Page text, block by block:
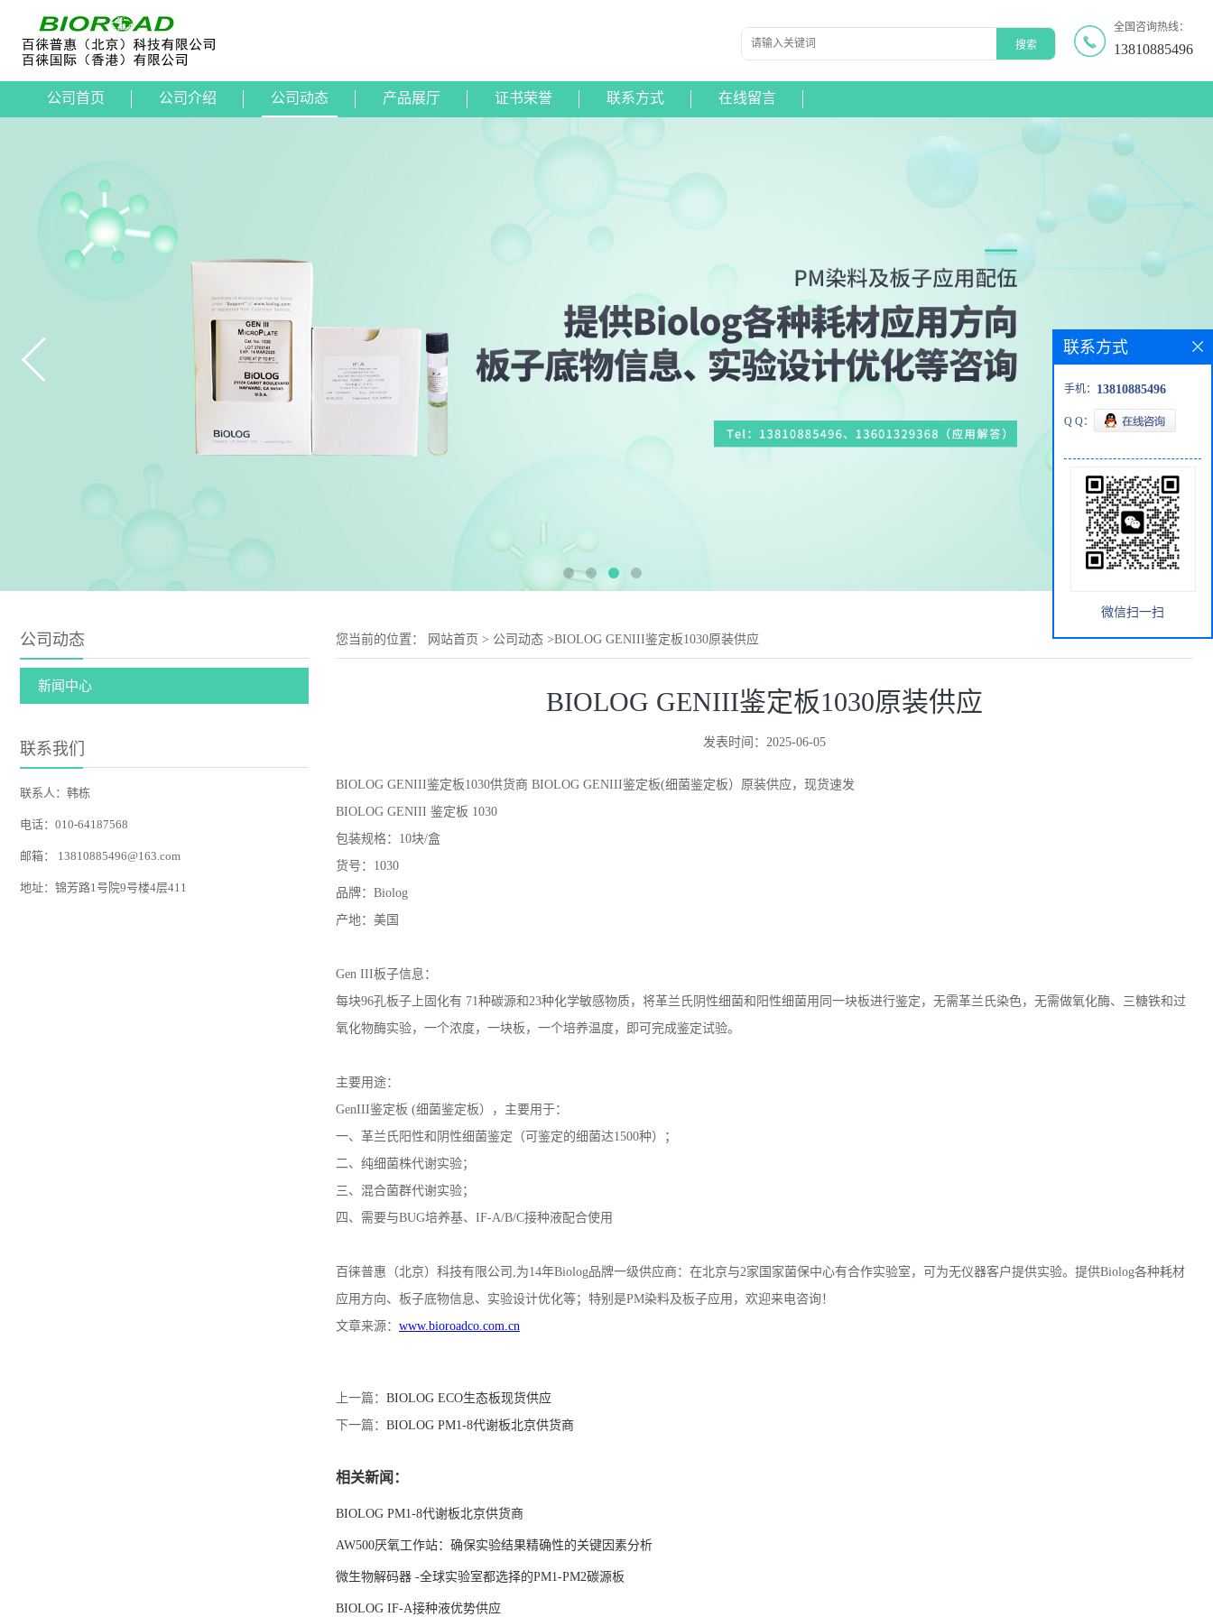
全国咨询热线：
13810885496
公司首页 公司介绍 公司动态 产品展厅 证书荣誉 联系方式 在线留言
公司动态
新闻中心
联系我们
联系人：韩栋
电话：010-64187568
邮箱： 13810885496@163.com
地址：锦芳路1号院9号楼4层411
您当前的位置： 网站首页 > 公司动态 >BIOLOG GENIII鉴定板1030原装供应
BIOLOG GENIII鉴定板1030原装供应
发表时间：2025-06-05
BIOLOG GENIII鉴定板1030供货商 BIOLOG GENIII鉴定板(细菌鉴定板）原装供应，现货速发
BIOLOG GENIII 鉴定板 1030
包装规格： 10块/盒
货号： 1030
品牌： Biolog
产地：美国
Gen III板子信息：
每块96孔板子上固化有 71种碳源和23种化学敏感物质，将革兰氏阴性细菌和阳性细菌用同一块板进行鉴定，无需革兰氏染色，无需做氧化酶、三糖铁和过
氧化物酶实验，一个浓度，一块板，一个培养温度，即可完成鉴定试验。
主要用途：
GenIII鉴定板 (细菌鉴定板），主要用于：
一、革兰氏阳性和阴性细菌鉴定（可鉴定的细菌达1500种）；
二、纯细菌株代谢实验；
三、混合菌群代谢实验；
四、需要与BUG培养基、 IF-A/B/C接种液配合使用
百徕普惠（北京）科技有限公司 为14年Biolog品牌一级供应商：在北京与2家国家菌保中心有合作实验室，可为无仪器客户提供实验。提供Biolog各种耗材
应用方向、板子底物信息、实验设计优化等；特别是PM染料及板子应用，欢迎来电咨询！
文章来源： www.bioroadco.com.cn
上一篇： BIOLOG ECO生态板现货供应
下一篇： BIOLOG PM1-8代谢板北京供货商
相关新闻：
BIOLOG PM1-8代谢板北京供货商
AW500厌氧工作站：确保实验结果精确性的关键因素分析
微生物解码器 -全球实验室都选择的PM1-PM2碳源板
BIOLOG IF-A接种液优势供应
联系方式
手机： 13810885496
Q Q：
微信扫一扫